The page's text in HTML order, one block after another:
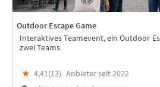
Outdoor Escape Game
Interaktives Teamevent, ein Outdoor
zwei Teams
★ 4,41(13) Anbieter seit 2022